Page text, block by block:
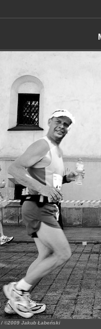
/ ©2009 Jakub Łabeński